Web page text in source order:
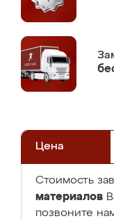
Цена
Стоимость
материалов
позвоните